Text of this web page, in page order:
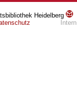
Heidelberg
Intern